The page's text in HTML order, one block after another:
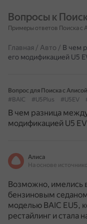
Вопросы к
Примеры ответов Поиска с
Главная / Авто / В чем
его модификацией U5
Вопрос для Поиска с Алисой
#BAIC
#U5Plus #U5EV
В чем разница
модификацией U5
Алиса
Возможно, имелись
бензиновым
моделью BAIC EU5,
рестайлинг и стала